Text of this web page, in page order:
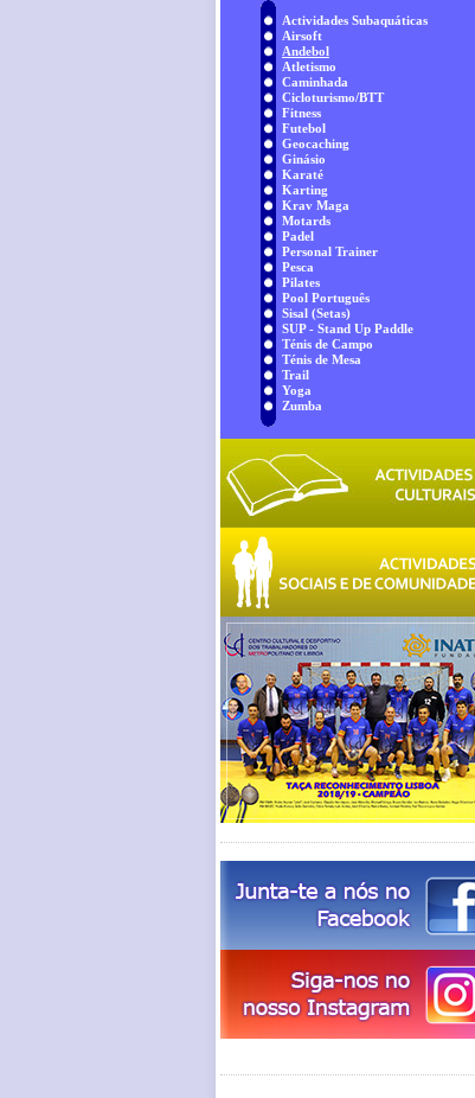
Actividades Subaquáticas
Airsoft
Andebol
Atletismo
Caminhada
Cicloturismo/BTT
Fitness
Futebol
Geocaching
Ginásio
Karaté
Karting
Krav Maga
Motards
Padel
Personal Trainer
Pesca
Pilates
Pool Português
Sisal (Setas)
SUP - Stand Up Paddle
Ténis de Campo
Ténis de Mesa
Trail
Yoga
Zumba